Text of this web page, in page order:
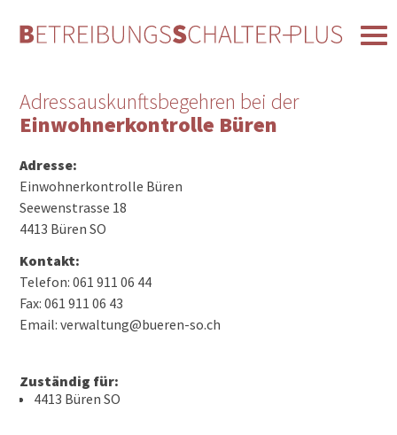
Adressauskunftsbegehren bei der
Einwohnerkontrolle Büren
Adresse:
Einwohnerkontrolle Büren
Seewenstrasse 18
4413 Büren SO
Kontakt:
Telefon: 061 911 06 44
Fax: 061 911 06 43
Email: verwaltung@bueren-so.ch
Zuständig für:
4413 Büren SO